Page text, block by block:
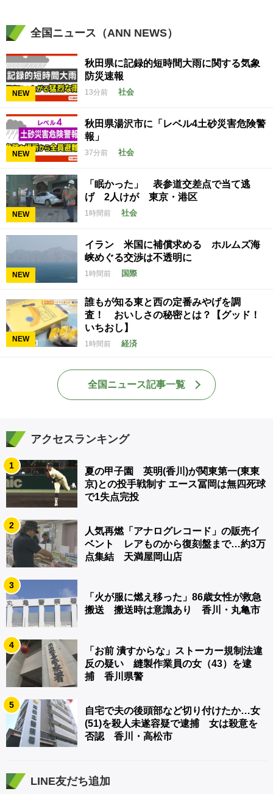
全国ニュース（ANN NEWS）
NEW
秋田県に記録的短時間大雨に関する気象
防災速報
13分前 社会
NEW
秋田県湯沢市に「レベル4土砂災害危険警
報」
37分前 社会
NEW
「眠かった」 表参道交差点で当て逃
げ 2人けが 東京・港区
1時間前 社会
NEW
イラン 米国に補償求める ホルムズ海
峡めぐる交渉は不透明に
1時間前 国際
NEW
誰もが知る東と西の定番みやげを調
査！ おいしさの秘密とは？【グッド！
いちおし】
1時間前 経済
全国ニュース記事一覧
アクセスランキング
1
夏の甲子園 英明(香川)が関東第一(東東
京)との投手戦制す エース冨岡は無四死球
で1失点完投
2
人気再燃「アナログレコード」の販売イ
ベント レアものから復刻盤まで…約3万
点集結 天満屋岡山店
3
「火が服に燃え移った」86歳女性が救急
搬送 搬送時は意識あり 香川・丸亀市
4
「お前 潰すからな」ストーカー規制法違
反の疑い 縫製作業員の女（43）を逮
捕 香川県警
5
自宅で夫の後頭部など切り付けたか…女
(51)を殺人未遂容疑で逮捕 女は殺意を
否認 香川・高松市
LINE友だち追加